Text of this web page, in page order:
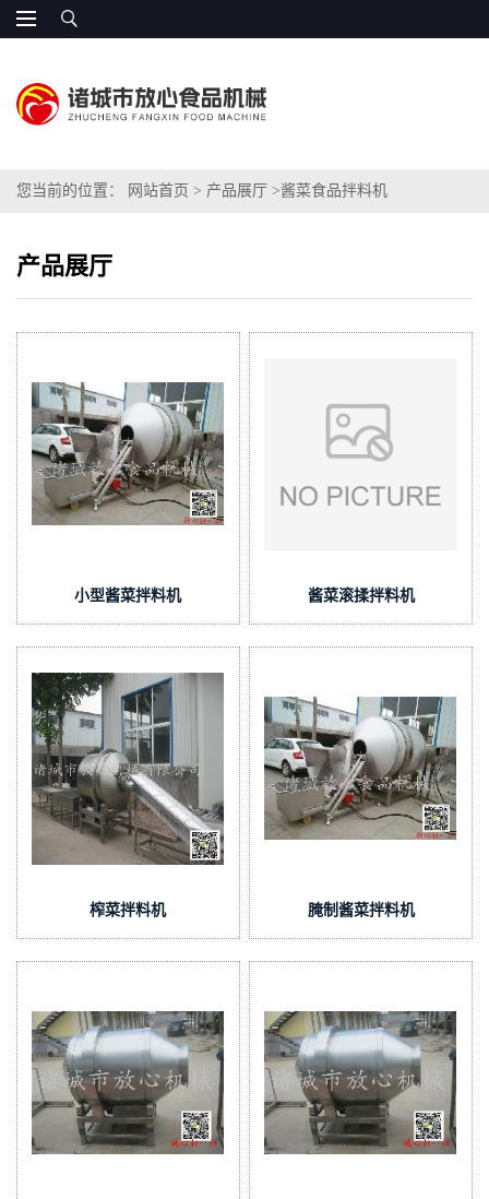
您当前的位置： 网站首页 > 产品展厅 >酱菜食品拌料机
产品展厅
小型酱菜拌料机 酱菜滚揉拌料机
榨菜拌料机 腌制酱菜拌料机